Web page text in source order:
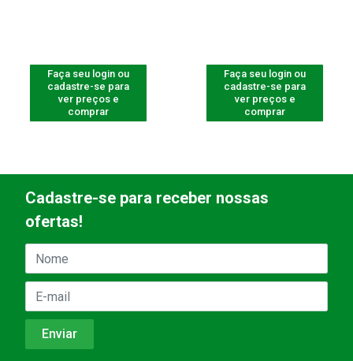
Faça seu login ou
cadastre-se para
ver preços e
comprar
Faça seu login ou
cadastre-se para
ver preços e
comprar
Cadastre-se para receber nossas
ofertas!